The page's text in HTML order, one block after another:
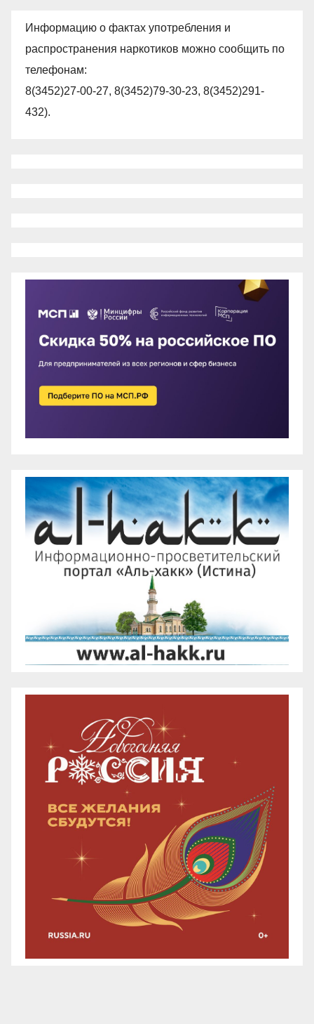
Информацию о фактах употребления и
распространения наркотиков можно сообщить по
телефонам:
8(3452)27-00-27, 8(3452)79-30-23, 8(3452)291-
432).